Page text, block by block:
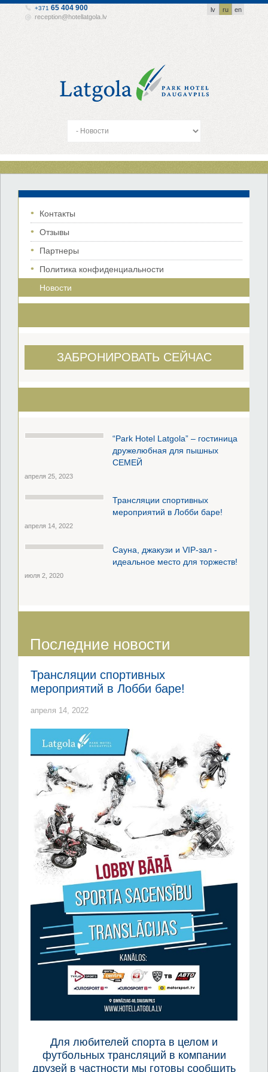
lv ru en
+371 65 404 900
reception@hotellatgola.lv
Контакты
Отзывы
Партнеры
Политика конфиденциальности
Новости
ЗАБРОНИРОВАТЬ СЕЙЧАС
“Park Hotel Latgola” – гостиница
дружелюбная для пышных
СЕМЕЙ
апреля 25, 2023
Трансляции спортивных
мероприятий в Лобби баре!
апреля 14, 2022
Сауна, джакузи и VIP-зал -
идеальное место для торжеств!
июля 2, 2020
Последние новости
Трансляции спортивных
мероприятий в Лобби баре!
апреля 14, 2022
Для любителей спорта в целом и
футбольных трансляций в компании
друзей в частности мы готовы сообщить